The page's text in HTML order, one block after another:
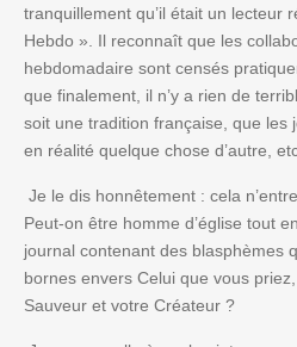
tranquillement qu’il était un lecteur
Hebdo ». Il reconnaît que les
hebdomadaire sont censés
que finalement, il n’y a rien de
soit une tradition française, que les
en réalité quelque chose d’autre,
Je le dis honnêtement : cela
Peut-on être homme d’église tout
journal contenant des blasphèmes
bornes envers Celui que vous
Sauveur et votre Créateur ?